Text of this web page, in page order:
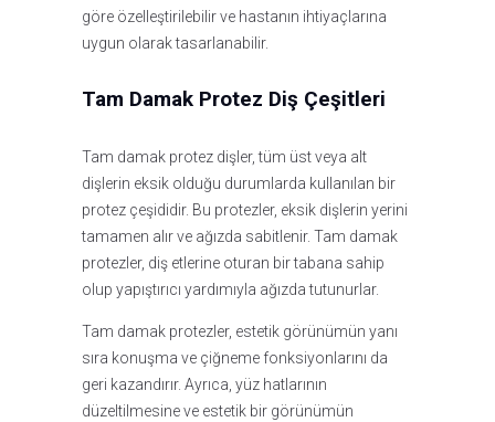
göre özelleştirilebilir ve hastanın ihtiyaçlarına
uygun olarak tasarlanabilir.
Tam Damak Protez Diş Çeşitleri
Tam damak protez dişler, tüm üst veya alt
dişlerin eksik olduğu durumlarda kullanılan bir
protez çeşididir. Bu protezler, eksik dişlerin yerini
tamamen alır ve ağızda sabitlenir. Tam damak
protezler, diş etlerine oturan bir tabana sahip
olup yapıştırıcı yardımıyla ağızda tutunurlar.
Tam damak protezler, estetik görünümün yanı
sıra konuşma ve çiğneme fonksiyonlarını da
geri kazandırır. Ayrıca, yüz hatlarının
düzeltilmesine ve estetik bir görünümün